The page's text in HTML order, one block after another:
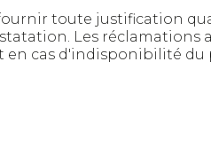
toute justification
Les réclamations
en cas d'indisponibilité du